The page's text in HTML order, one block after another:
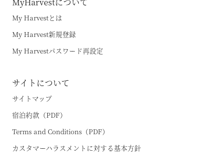
My Harvestとは
My Harvest新規登録
My Harvestパスワード再設定
サイトについて
サイトマップ
宿泊約款（PDF）
Terms and Conditions（PDF）
カスタマーハラスメントに対する基本方針